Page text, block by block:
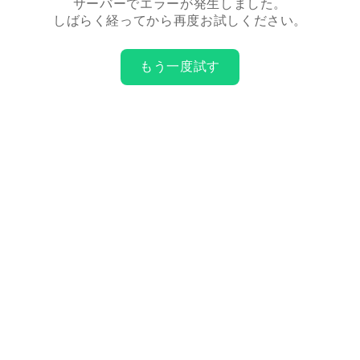
サーバーでエラーが発生しました。
しばらく経ってから再度お試しください。
もう一度試す